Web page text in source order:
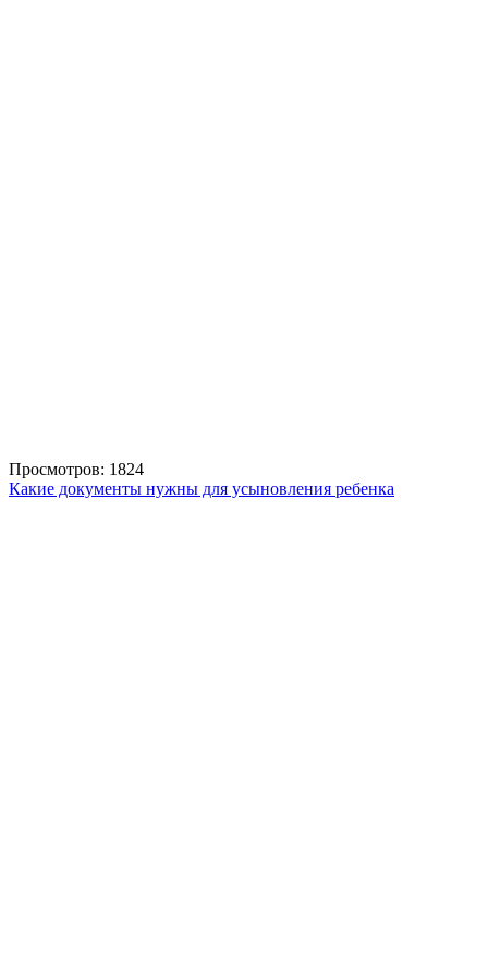
Просмотров: 1824
Какие документы нужны для усыновления ребенка